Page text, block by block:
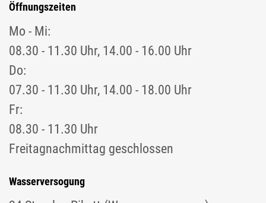
Öffnungszeiten
Mo - Mi:
08.30 - 11.30 Uhr, 14.00 - 16.00 Uhr
Do:
07.30 - 11.30 Uhr, 14.00 - 18.00 Uhr
Fr:
08.30 - 11.30 Uhr
Freitagnachmittag geschlossen
Wasserversogung